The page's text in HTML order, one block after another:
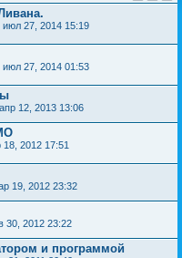
июл 27, 2014 15:19
июл 27, 2014 01:53
12, 2013 13:06
2012 17:51
19, 2012 23:32
30, 2012 23:22
и программой